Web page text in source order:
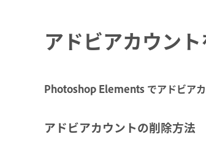
アドビアカウン
Photoshop Elements でアドビアカ
アドビアカウントの削除方法